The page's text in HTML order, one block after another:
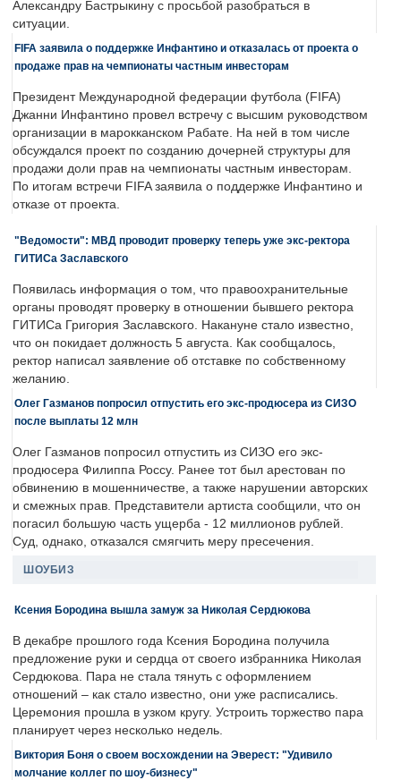
Александру Бастрыкину с просьбой разобраться в
ситуации.
FIFA заявила о поддержке Инфантино и отказалась от проекта о
продаже прав на чемпионаты частным инвесторам
Президент Международной федерации футбола (FIFA)
Джанни Инфантино провел встречу с высшим руководством
организации в марокканском Рабате. На ней в том числе
обсуждался проект по созданию дочерней структуры для
продажи доли прав на чемпионаты частным инвесторам.
По итогам встречи FIFA заявила о поддержке Инфантино и
отказе от проекта.
"Ведомости": МВД проводит проверку теперь уже экс-ректора
ГИТИСа Заславского
Появилась информация о том, что правоохранительные
органы проводят проверку в отношении бывшего ректора
ГИТИСа Григория Заславского. Накануне стало известно,
что он покидает должность 5 августа. Как сообщалось,
ректор написал заявление об отставке по собственному
желанию.
Олег Газманов попросил отпустить его экс-продюсера из СИЗО
после выплаты 12 млн
Олег Газманов попросил отпустить из СИЗО его экс-
продюсера Филиппа Россу. Ранее тот был арестован по
обвинению в мошенничестве, а также нарушении авторских
и смежных прав. Представители артиста сообщили, что он
погасил большую часть ущерба - 12 миллионов рублей.
Суд, однако, отказался смягчить меру пресечения.
ШОУБИЗ
Ксения Бородина вышла замуж за Николая Сердюкова
В декабре прошлого года Ксения Бородина получила
предложение руки и сердца от своего избранника Николая
Сердюкова. Пара не стала тянуть с оформлением
отношений – как стало известно, они уже расписались.
Церемония прошла в узком кругу. Устроить торжество пара
планирует через несколько недель.
Виктория Боня о своем восхождении на Эверест: "Удивило
молчание коллег по шоу-бизнесу"